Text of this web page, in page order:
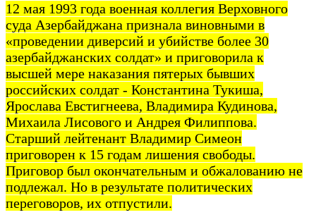
12 мая 1993 года военная коллегия Верховного
суда Азербайджана признала виновными в
«проведении диверсий и убийстве более 30
азербайджанских солдат» и приговорила к
высшей мере наказания пятерых бывших
российских солдат - Константина Тукиша,
Ярослава Евстигнеева, Владимира Кудинова,
Михаила Лисового и Андрея Филиппова.
Старший лейтенант Владимир Симеон
приговорен к 15 годам лишения свободы.
Приговор был окончательным и обжалованию не
подлежал. Но в результате политических
переговоров, их отпустили.